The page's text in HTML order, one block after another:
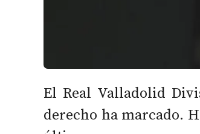
El Real Valladolid
derecho ha marcado.